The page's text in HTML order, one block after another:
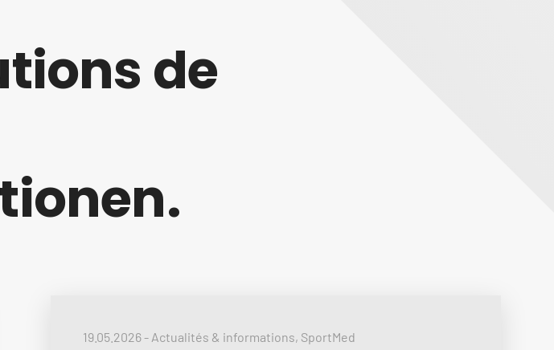
de
19.05.2026- Actualités & informations, SportMed